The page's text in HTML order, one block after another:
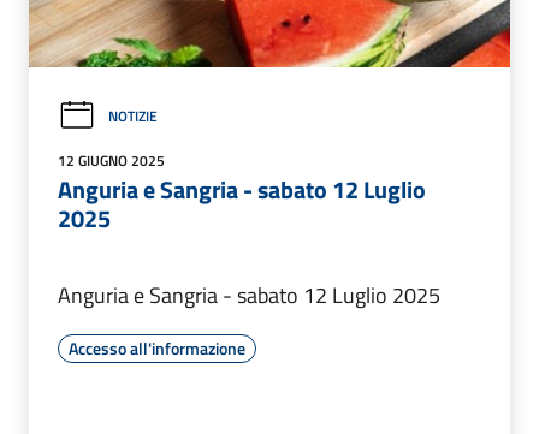
NOTIZIE
12 GIUGNO 2025
Anguria e Sangria - sabato 12 Luglio
2025
Anguria e Sangria - sabato 12 Luglio 2025
Accesso all'informazione